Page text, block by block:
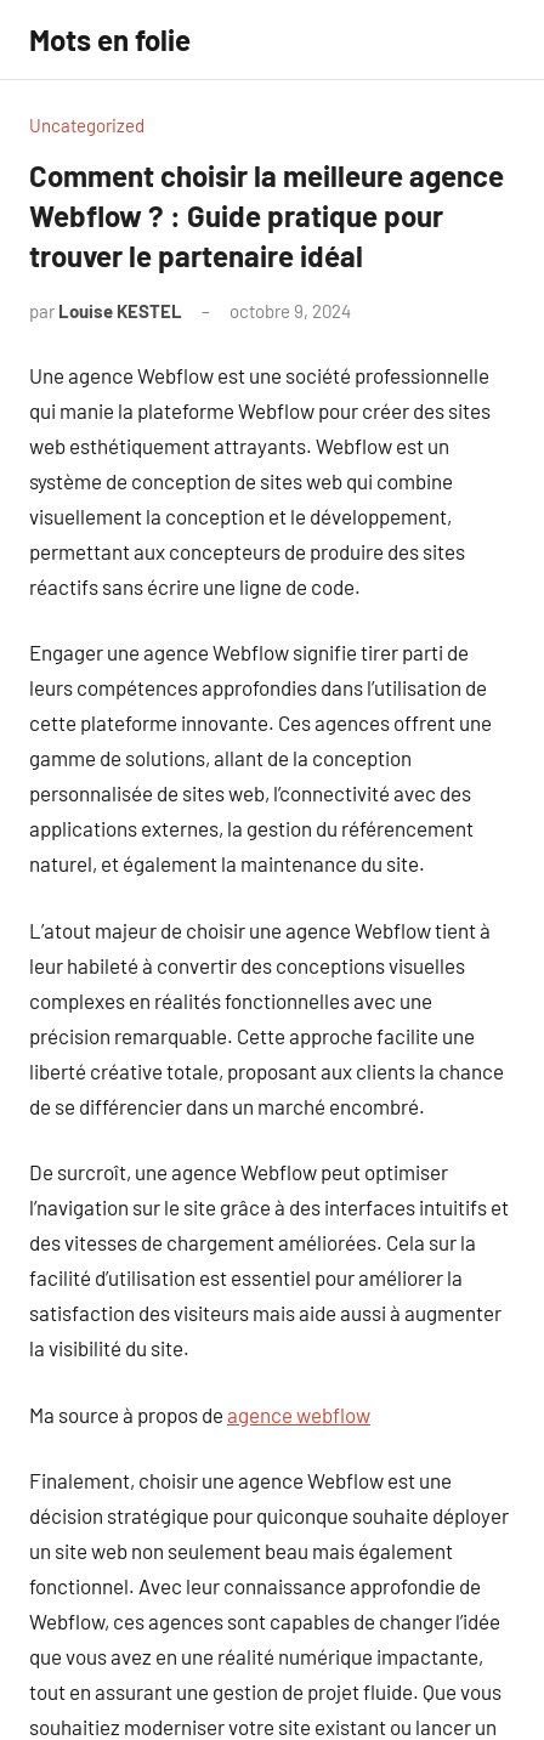
contenu
Mots en folie
Uncategorized
Comment choisir la meilleure agence
Webflow ? : Guide pratique pour
trouver le partenaire idéal
par Louise KESTEL octobre 9, 2024
Une agence Webflow est une société professionnelle
qui manie la plateforme Webflow pour créer des sites
web esthétiquement attrayants. Webflow est un
système de conception de sites web qui combine
visuellement la conception et le développement,
permettant aux concepteurs de produire des sites
réactifs sans écrire une ligne de code.
Engager une agence Webflow signifie tirer parti de
leurs compétences approfondies dans l’utilisation de
cette plateforme innovante. Ces agences offrent une
gamme de solutions, allant de la conception
personnalisée de sites web, l’connectivité avec des
applications externes, la gestion du référencement
naturel, et également la maintenance du site.
L’atout majeur de choisir une agence Webflow tient à
leur habileté à convertir des conceptions visuelles
complexes en réalités fonctionnelles avec une
précision remarquable. Cette approche facilite une
liberté créative totale, proposant aux clients la chance
de se différencier dans un marché encombré.
De surcroît, une agence Webflow peut optimiser
l’navigation sur le site grâce à des interfaces intuitifs et
des vitesses de chargement améliorées. Cela sur la
facilité d’utilisation est essentiel pour améliorer la
satisfaction des visiteurs mais aide aussi à augmenter
la visibilité du site.
Ma source à propos de agence webflow
Finalement, choisir une agence Webflow est une
décision stratégique pour quiconque souhaite déployer
un site web non seulement beau mais également
fonctionnel. Avec leur connaissance approfondie de
Webflow, ces agences sont capables de changer l’idée
que vous avez en une réalité numérique impactante,
tout en assurant une gestion de projet fluide. Que vous
souhaitiez moderniser votre site existant ou lancer un